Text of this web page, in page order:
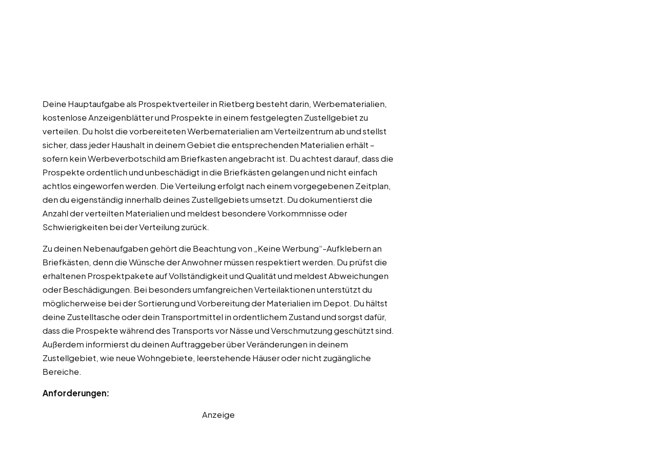
Deine Hauptaufgabe als Prospektverteiler in Rietberg besteht darin, Werbematerialien,
kostenlose Anzeigenblätter und Prospekte in einem festgelegten Zustellgebiet zu
verteilen. Du holst die vorbereiteten Werbematerialien am Verteilzentrum ab und stellst
sicher, dass jeder Haushalt in deinem Gebiet die entsprechenden Materialien erhält –
sofern kein Werbeverbotschild am Briefkasten angebracht ist. Du achtest darauf, dass die
Prospekte ordentlich und unbeschädigt in die Briefkästen gelangen und nicht einfach
achtlos eingeworfen werden. Die Verteilung erfolgt nach einem vorgegebenen Zeitplan,
den du eigenständig innerhalb deines Zustellgebiets umsetzt. Du dokumentierst die
Anzahl der verteilten Materialien und meldest besondere Vorkommnisse oder
Schwierigkeiten bei der Verteilung zurück.
Zu deinen Nebenaufgaben gehört die Beachtung von „Keine Werbung“-Aufklebern an
Briefkästen, denn die Wünsche der Anwohner müssen respektiert werden. Du prüfst die
erhaltenen Prospektpakete auf Vollständigkeit und Qualität und meldest Abweichungen
oder Beschädigungen. Bei besonders umfangreichen Verteilaktionen unterstützt du
möglicherweise bei der Sortierung und Vorbereitung der Materialien im Depot. Du hältst
deine Zustelltasche oder dein Transportmittel in ordentlichem Zustand und sorgst dafür,
dass die Prospekte während des Transports vor Nässe und Verschmutzung geschützt sind.
Außerdem informierst du deinen Auftraggeber über Veränderungen in deinem
Zustellgebiet, wie neue Wohngebiete, leerstehende Häuser oder nicht zugängliche
Bereiche.
Anforderungen:
Anzeige